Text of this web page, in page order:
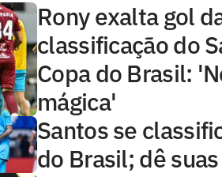
Rony exalta gol
classificação do
Copa do Brasil:
mágica'
Santos se
do Brasil; dê